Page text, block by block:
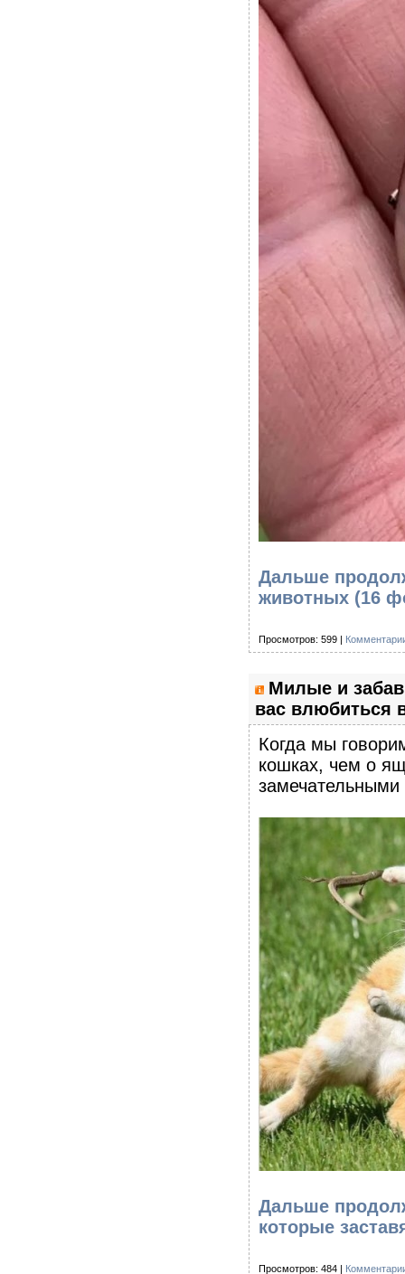
Дальше
животных (16
Просмотров: 599 |
Милые и
вас влюбиться
Когда мы
кошках, чем о
замечательными
Дальше
которые
Просмотров: 484 |